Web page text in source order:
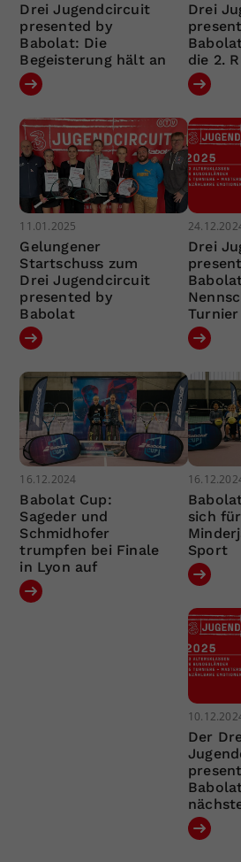
Drei Jugendcircuit
presented by
Babolat: Die
Begeisterung hält an
Drei
die 2.
11.01.2025
Gelungener
Startschuss zum
Drei Jugendcircuit
presented by
Babolat
Drei
Turnier
16.12.2024
Babolat Cup:
Sageder und
Schmidhofer
trumpfen bei Finale
in Lyon auf
sich
Sport
Der